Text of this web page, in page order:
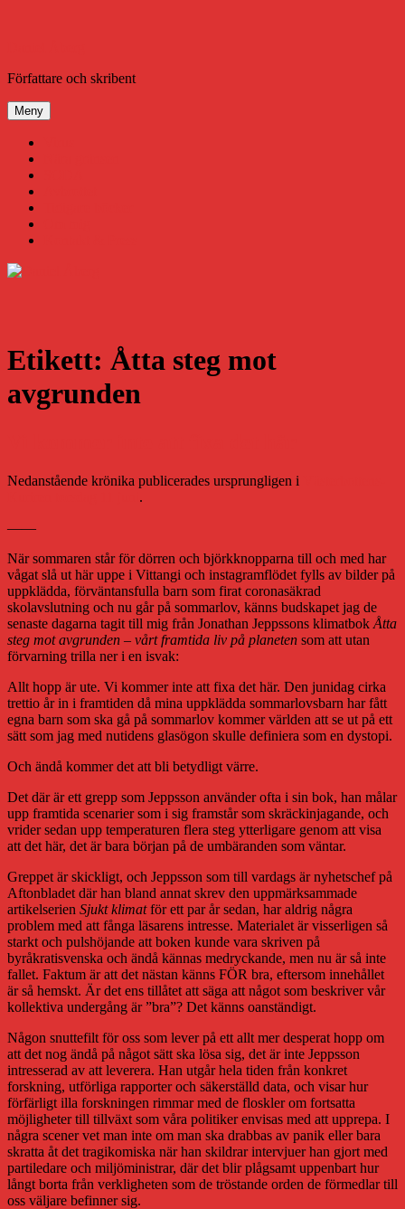
Författare och skribent
Meny
Etikett: Åtta steg mot
avgrunden
Nedanstående krönika publicerades ursprungligen i
.
——
När sommaren står för dörren och björkknopparna till och med har
vågat slå ut här uppe i Vittangi och instagramflödet fylls av bilder på
uppklädda, förväntansfulla barn som firat coronasäkrad
skolavslutning och nu går på sommarlov, känns budskapet jag de
senaste dagarna tagit till mig från Jonathan Jeppssons klimatbok Åtta
steg mot avgrunden – vårt framtida liv på planeten som att utan
förvarning trilla ner i en isvak:
Allt hopp är ute. Vi kommer inte att fixa det här. Den junidag cirka
trettio år in i framtiden då mina uppklädda sommarlovsbarn har fått
egna barn som ska gå på sommarlov kommer världen att se ut på ett
sätt som jag med nutidens glasögon skulle definiera som en dystopi.
Och ändå kommer det att bli betydligt värre.
Det där är ett grepp som Jeppsson använder ofta i sin bok, han målar
upp framtida scenarier som i sig framstår som skräckinjagande, och
vrider sedan upp temperaturen flera steg ytterligare genom att visa
att det här, det är bara början på de umbäranden som väntar.
Greppet är skickligt, och Jeppsson som till vardags är nyhetschef på
Aftonbladet där han bland annat skrev den uppmärksammade
artikelserien Sjukt klimatför ett par år sedan, har aldrig några
problem med att fånga läsarens intresse. Materialet är visserligen så
starkt och pulshöjande att boken kunde vara skriven på
byråkratisvenska och ändå kännas medryckande, men nu är så inte
fallet. Faktum är att det nästan känns FÖR bra, eftersom innehållet
är så hemskt. Är det ens tillåtet att säga att något som beskriver vår
kollektiva undergång är ”bra”? Det känns oanständigt.
Någon snuttefilt för oss som lever på ett allt mer desperat hopp om
att det nog ändå på något sätt ska lösa sig, det är inte Jeppsson
intresserad av att leverera. Han utgår hela tiden från konkret
forskning, utförliga rapporter och säkerställd data, och visar hur
förfärligt illa forskningen rimmar med de floskler om fortsatta
möjligheter till tillväxt som våra politiker envisas med att upprepa. I
några scener vet man inte om man ska drabbas av panik eller bara
skratta åt det tragikomiska när han skildrar intervjuer han gjort med
partiledare och miljöministrar, där det blir plågsamt uppenbart hur
långt borta från verkligheten som de tröstande orden de förmedlar till
oss väljare befinner sig.